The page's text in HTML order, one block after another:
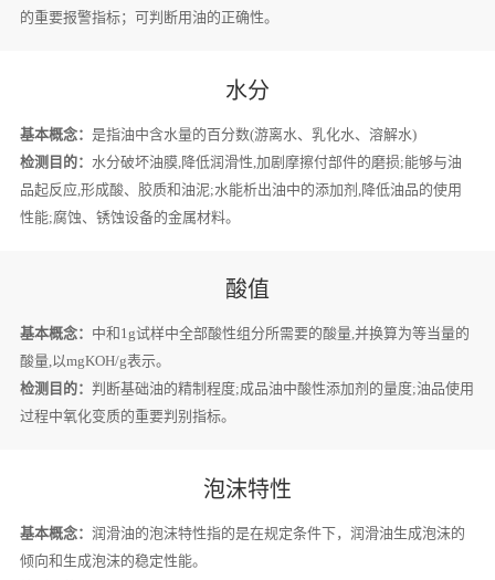
的重要报警指标；可判断用油的正确性。
水分
基本概念： 是指油中含水量的百分数(游离水、乳化水、溶解水)
检测目的： 水分破坏油膜,降低润滑性,加剧摩擦付部件的磨损;能够与油
品起反应,形成酸、胶质和油泥;水能析出油中的添加剂,降低油品的使用
性能;腐蚀、锈蚀设备的金属材料。
酸值
基本概念： 中和1g试样中全部酸性组分所需要的酸量,并换算为等当量的
酸量,以mgKOH/g表示。
检测目的： 判断基础油的精制程度;成品油中酸性添加剂的量度;油品使用
过程中氧化变质的重要判别指标。
泡沫特性
基本概念： 润滑油的泡沫特性指的是在规定条件下，润滑油生成泡沫的
倾向和生成泡沫的稳定性能。